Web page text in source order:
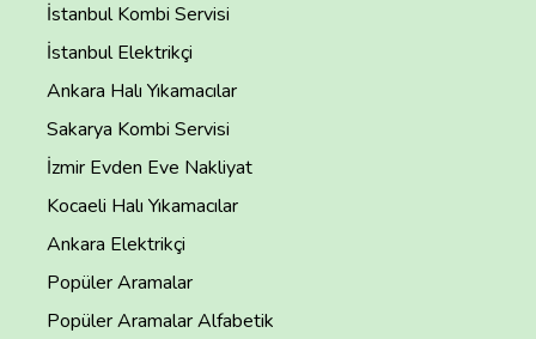
İstanbul Kombi Servisi
İstanbul Elektrikçi
Ankara Halı Yıkamacılar
Sakarya Kombi Servisi
İzmir Evden Eve Nakliyat
Kocaeli Halı Yıkamacılar
Ankara Elektrikçi
Popüler Aramalar
Popüler Aramalar Alfabetik